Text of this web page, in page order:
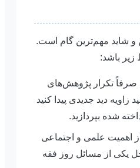
و شاید مهم‌ترین گام است.
زیر باشد:
صرفاً تکرار پژوهش‌های
دید جدیدی پیدا کنید
شده بپردازید.
اهمیت علمی و اجتماعی
یکی از مسائل روز فقه